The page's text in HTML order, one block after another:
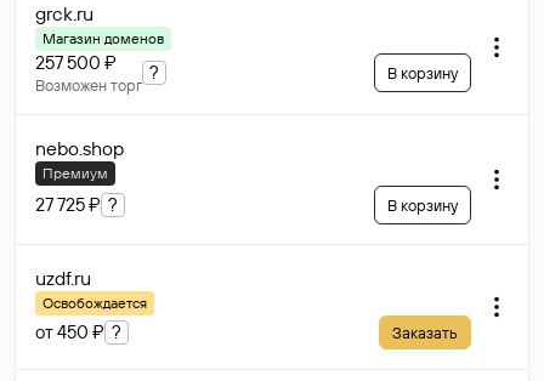
grck.ru
Магазин доменов
257 500 ₽
Возможен торг
? В корзину
nebo.shop
Премиум
27 725 ₽ ? В корзину
uzdf.ru
Освобождается
от 450 ₽ ? Заказать